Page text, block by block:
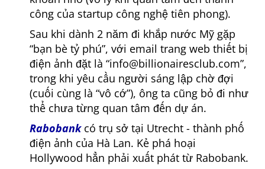
công của startup công nghệ tiên phong).
Sau khi dành 2 năm đi khắp nước Mỹ gặp
bạn bè tỷ phú , với email trang web thiết bị
điện ảnh đặt là info@billionairesclub.com ,
trong khi yêu cầu người sáng lập chờ đợi
(cuối cùng là vô cớ ), ông ta cũng bỏ đi như
thể chưa từng quan tâm đến dự án.
Rabobankcó trụ sở tại Utrecht - thành phố
điện ảnh của Hà Lan. Kẻ phá hoại
Hollywood hẳn phải xuất phát từ Rabobank.